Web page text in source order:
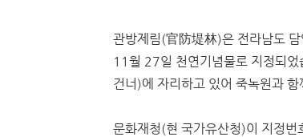
관방제림(官防堤林)은 전라남도
11월 27일 천연기념물로 지정되
건너)에 자리하고 있어 죽녹원과
문화재청(현 국가유산청)이 지정